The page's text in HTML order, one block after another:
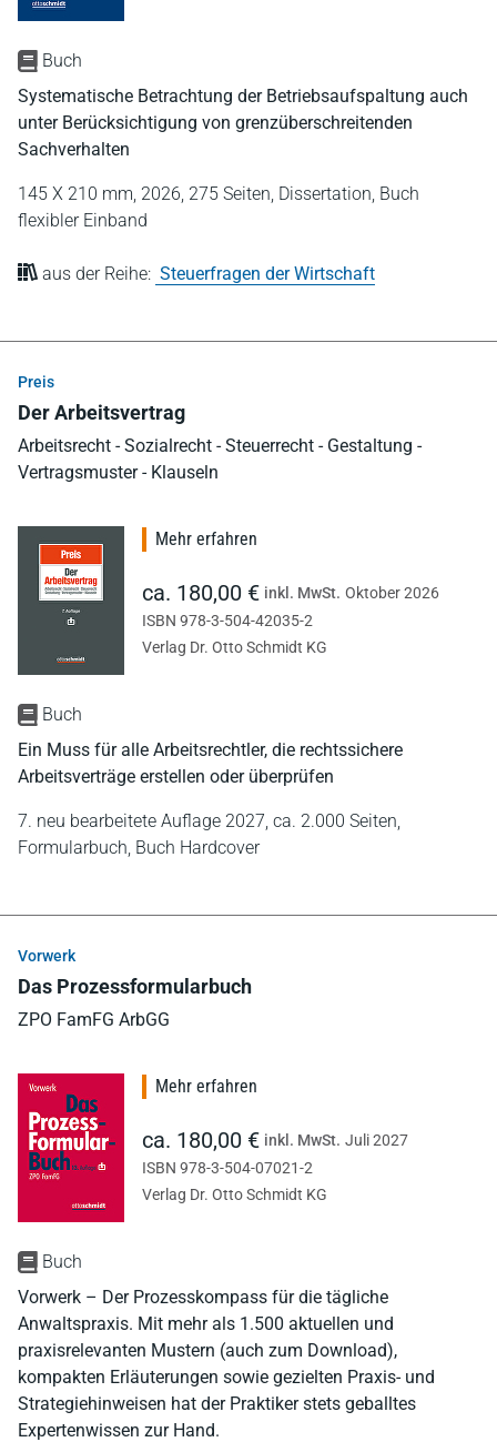
Buch
Systematische Betrachtung der Betriebsaufspaltung auch
unter Berücksichtigung von grenzüberschreitenden
Sachverhalten
145 X 210 mm, 2026, 275 Seiten, Dissertation, Buch
flexibler Einband
aus der Reihe: Steuerfragen der Wirtschaft
Preis
Der Arbeitsvertrag
Arbeitsrecht - Sozialrecht - Steuerrecht - Gestaltung -
Vertragsmuster - Klauseln
Buch
Ein Muss für alle Arbeitsrechtler, die rechtssichere
Arbeitsverträge erstellen oder überprüfen
7. neu bearbeitete Auflage 2027, ca. 2.000 Seiten,
Formularbuch, Buch Hardcover
Mehr erfahren
ca. 180,00 € inkl. MwSt. Oktober 2026
ISBN 978-3-504-42035-2
Verlag Dr. Otto Schmidt KG
Vorwerk
Das Prozessformularbuch
ZPO FamFG ArbGG
Buch
Vorwerk – Der Prozesskompass für die tägliche
Anwaltspraxis. Mit mehr als 1.500 aktuellen und
praxisrelevanten Mustern (auch zum Download),
kompakten Erläuterungen sowie gezielten Praxis- und
Strategiehinweisen hat der Praktiker stets geballtes
Expertenwissen zur Hand.
Mehr erfahren
ca. 180,00 € inkl. MwSt. Juli 2027
ISBN 978-3-504-07021-2
Verlag Dr. Otto Schmidt KG